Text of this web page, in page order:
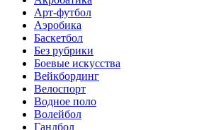
Арт-футбол
Аэробика
Баскетбол
Без рубрики
Боевые искусства
Вейкбординг
Велоспорт
Водное поло
Волейбол
Гандбол